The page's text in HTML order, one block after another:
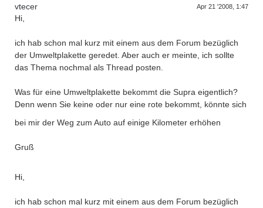
vtecer Apr 21 '2008, 1:47
Hi,
ich hab schon mal kurz mit einem aus dem Forum bezüglich
der Umweltplakette geredet. Aber auch er meinte, ich sollte
das Thema nochmal als Thread posten.
Was für eine Umweltplakette bekommt die Supra eigentlich?
Denn wenn Sie keine oder nur eine rote bekommt, könnte sich
bei mir der Weg zum Auto auf einige Kilometer erhöhen
Gruß
Hi,
ich hab schon mal kurz mit einem aus dem Forum bezüglich